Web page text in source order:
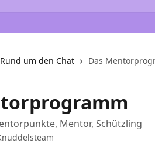
Rund um den Chat Das
Mentor, Schützling